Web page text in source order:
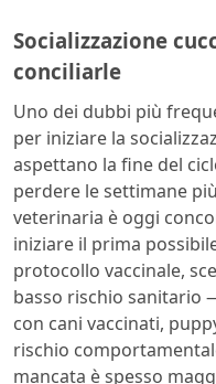
Socializzazione
conciliarle
Uno dei dubbi più
per iniziare la
aspettano la fine del
perdere le settimane
veterinaria è oggi
iniziare il prima
protocollo vaccinale,
basso rischio sanitario
con cani vaccinati,
rischio
mancata è spesso